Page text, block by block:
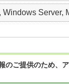
Windows Server,
のご提供のため